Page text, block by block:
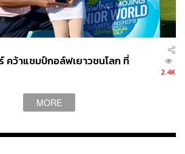
ว้าแชมป์กอล์ฟเยาวชนโลก ที่
2.4K
MORE